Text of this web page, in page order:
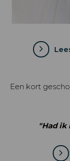
Een kort
"Had ik